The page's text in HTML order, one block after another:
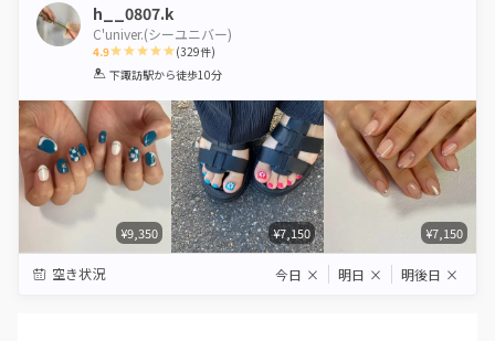
h__0807.k
C'univer.(シーユニバー)
4.9
1 2 3 4 5
(329件)
下諏訪駅から徒歩10分
¥9,350 ¥7,150 ¥7,150
空き状況 今日 × 明日 × 明後日 ×